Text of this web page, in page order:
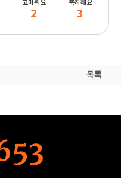
고마워요
2
축하해요
3
목록